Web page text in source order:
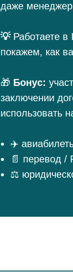
даже
💡 Работаете
покажем, как
🎁 Бонус:
заключении
использовать
✈️
📄 перевод /
⚖️